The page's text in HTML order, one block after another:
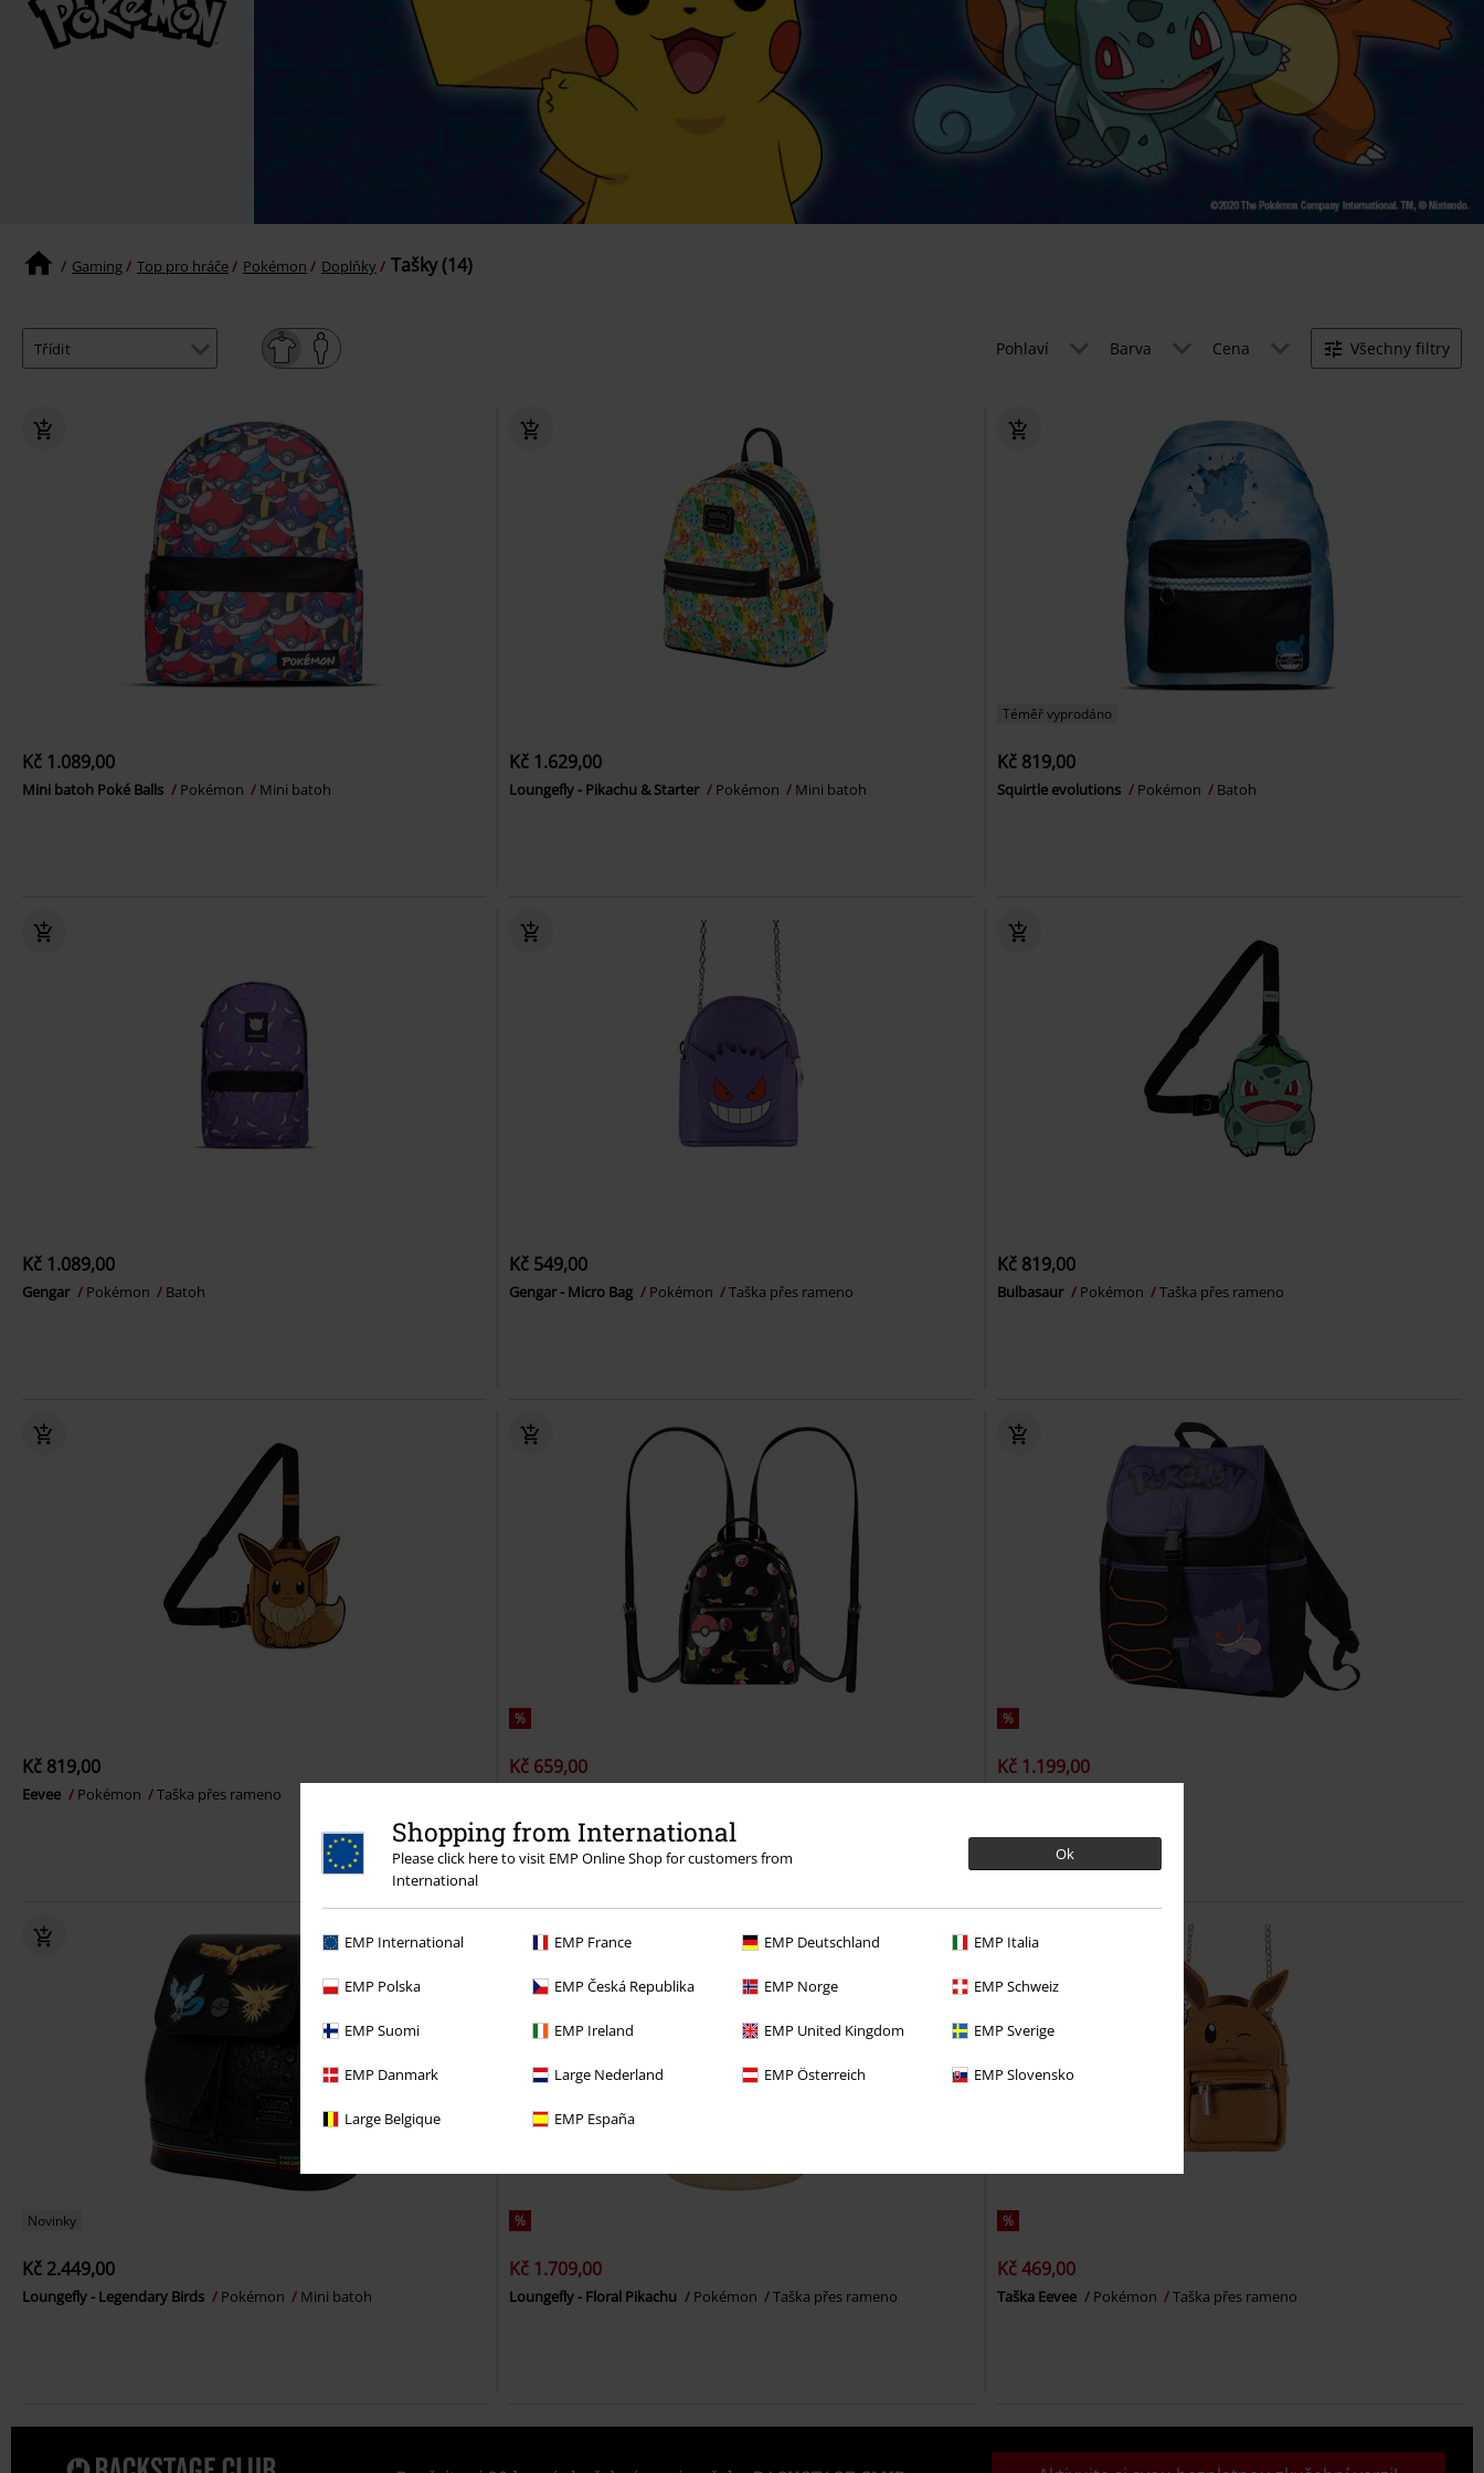
Shopping from International
Please click here to visit EMP Online Shop for customers from
International
Ok
EMP International EMP France EMP Deutschland EMP Italia
EMP Polska EMP Česká Republika EMP Norge EMP Schweiz
EMP Suomi EMP Ireland EMP United Kingdom EMP Sverige
EMP Danmark Large Nederland EMP Österreich EMP Slovensko
Large Belgique EMP España
Gaming Top pro hráče Pokémon Doplňky Tašky (14)
Pohlaví Barva Cena Všechny filtry
Kč 1.089,00
Mini batoh Poké Balls Pokémon Mini batoh
Kč 1.629,00
Loungefly - Pikachu & Starter Pokémon Mini batoh
Téměř vyprodáno
Kč 819,00
Squirtle evolutions Pokémon Batoh
Kč 1.089,00
Gengar Pokémon Batoh
Kč 549,00
Gengar - Micro Bag Pokémon Taška přes rameno
Kč 819,00
Bulbasaur Pokémon Taška přes rameno
Kč 819,00
Eevee Pokémon Taška přes rameno
%
Kč 659,00
%
Kč 1.199,00
Novinky
Kč 2.449,00
Loungefly - Legendary Birds Pokémon Mini batoh
%
Kč 1.709,00
Loungefly - Floral Pikachu Pokémon Taška přes rameno
%
Kč 469,00
Taška Eevee Pokémon Taška přes rameno